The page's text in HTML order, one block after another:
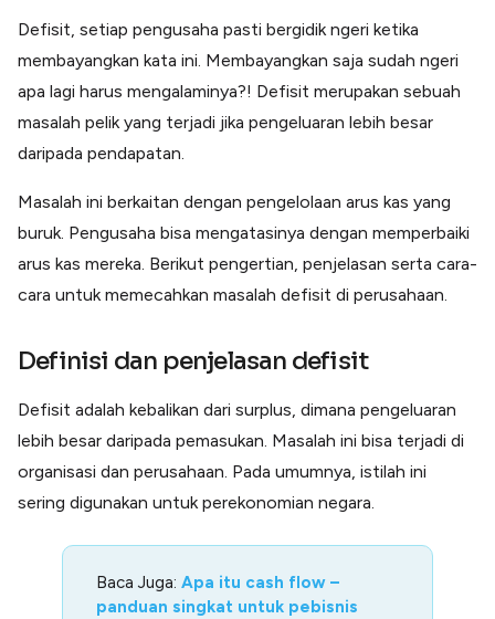
Konstruksi
Kelola Pembayaran Termin Proyek
Health & Beauty
Lainnya
Integrasi sistem bisnis dengan API
Software Akuntansi
Pencatatan Laporan Keuangan Gratis
Defisit, setiap pengusaha pasti bergidik ngeri ketika
membayangkan kata ini. Membayangkan saja sudah ngeri
apa lagi harus mengalaminya?! Defisit merupakan sebuah
masalah pelik yang terjadi jika pengeluaran lebih besar
daripada pendapatan.
Masalah ini berkaitan dengan pengelolaan arus kas yang
buruk. Pengusaha bisa mengatasinya dengan memperbaiki
arus kas mereka. Berikut pengertian, penjelasan serta cara-
cara untuk memecahkan masalah defisit di perusahaan.
Definisi dan penjelasan defisit
Defisit adalah kebalikan dari surplus, dimana pengeluaran
lebih besar daripada pemasukan. Masalah ini bisa terjadi di
organisasi dan perusahaan. Pada umumnya, istilah ini
sering digunakan untuk perekonomian negara.
Baca Juga: Apa itu cash flow –
panduan singkat untuk pebisnis